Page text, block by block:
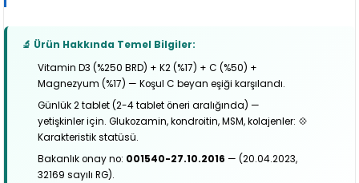
🔬 Ürün Hakkında Temel Bilgiler:
Vitamin D3 (%250 BRD) + K2 (%17) + C (%50) +
Magnezyum (%17) — Koşul C beyan eşiği karşılandı.
Günlük 2 tablet (2-4 tablet öneri aralığında) —
yetişkinler için. Glukozamin, kondroitin, MSM, kolajenler: 💠
Karakteristik statüsü.
Bakanlık onay no: 001540-27.10.2016 — (20.04.2023,
32169 sayılı RG).